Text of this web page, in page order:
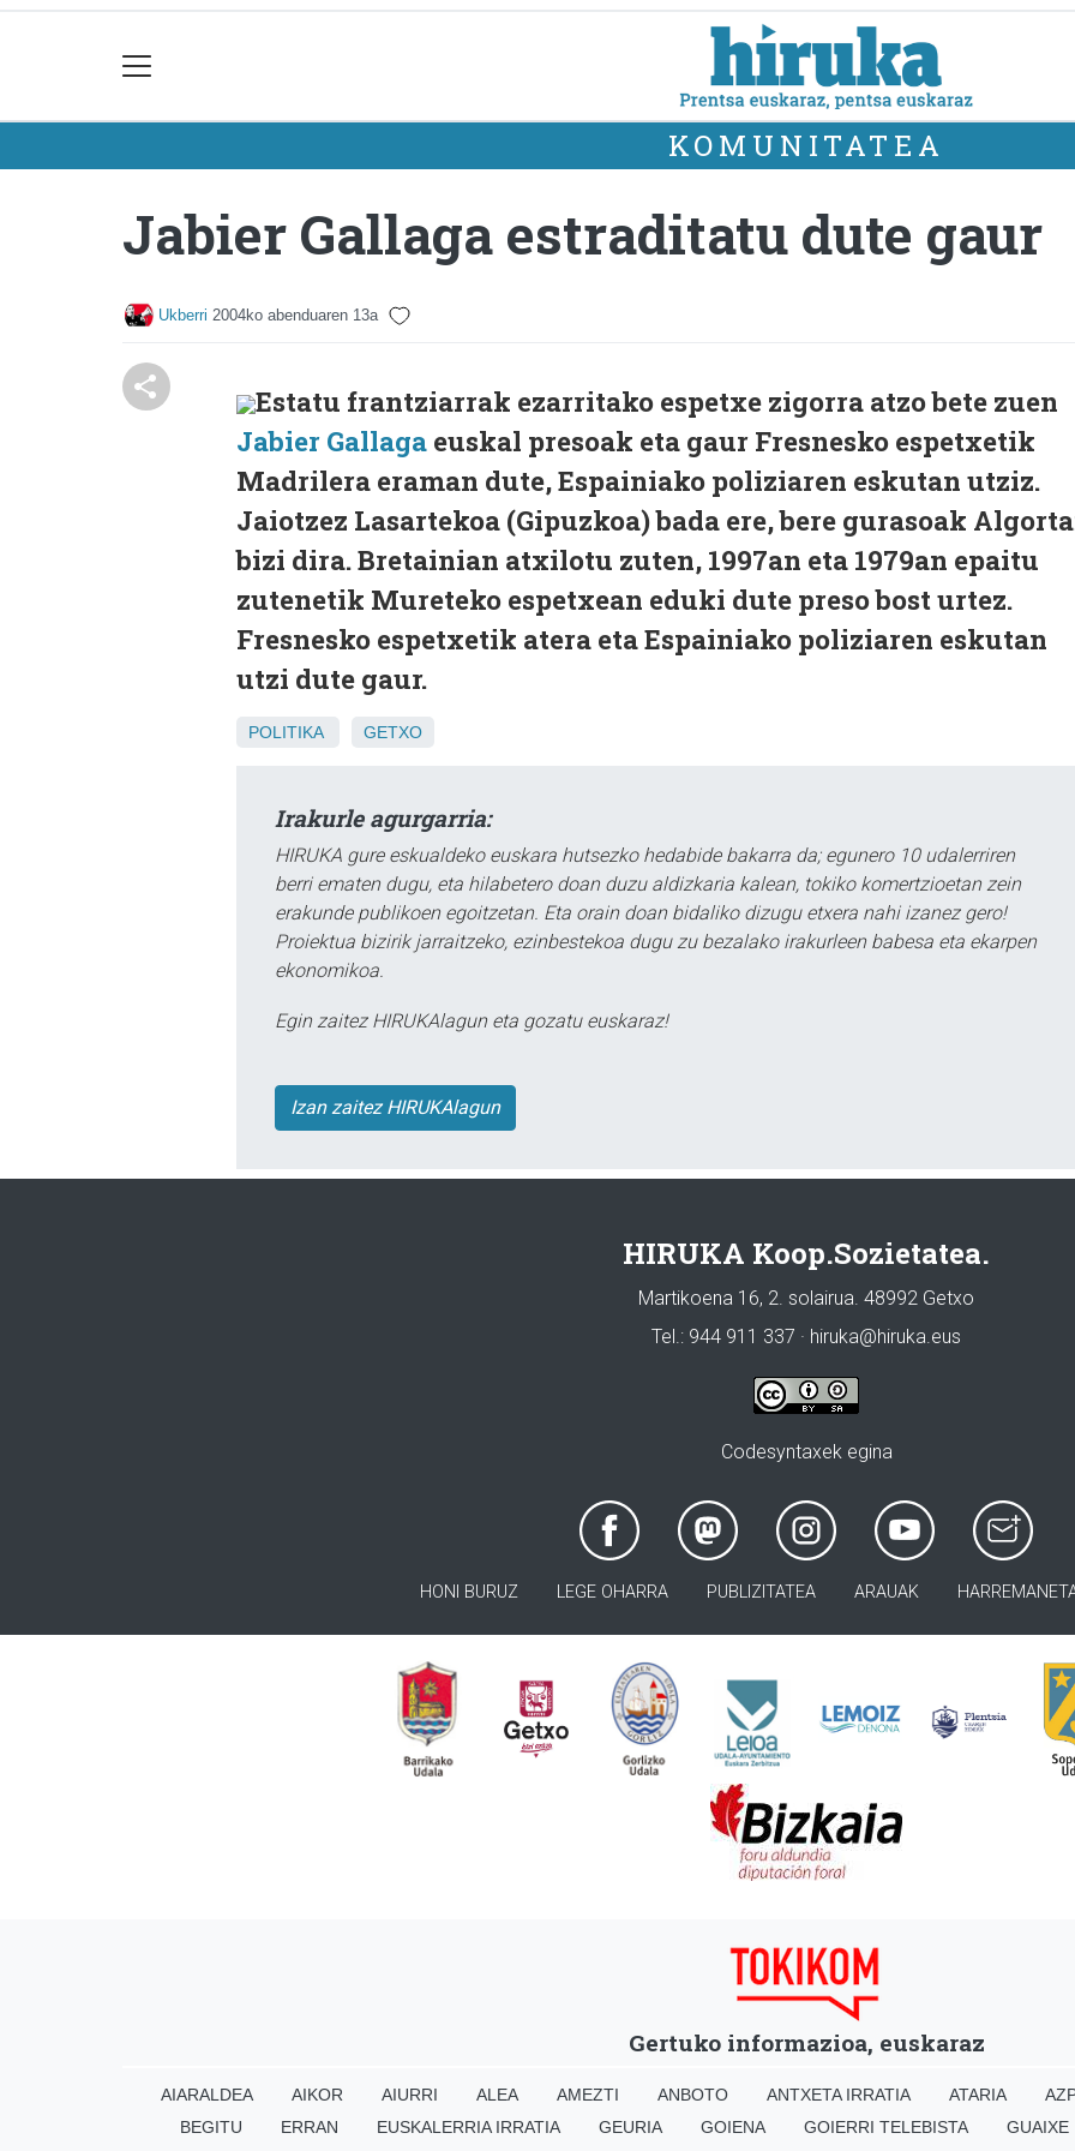
KOMUNITATEA
Jabier Gallaga estraditatu dute gaur
Ukberri 2004ko abenduaren 13a
Estatu frantziarrak ezarritako espetxe zigorra atzo bete zuen
Jabier Gallaga euskal presoak eta gaur Fresnesko espetxetik
Madrilera eraman dute, Espainiako poliziaren eskutan utziz.
Jaiotzez Lasartekoa (Gipuzkoa) bada ere, bere gurasoak
bizi dira. Bretainian atxilotu zuten, 1997an eta 1979an epaitu
zutenetik Mureteko espetxean eduki dute preso bost urtez.
Fresnesko espetxetik atera eta Espainiako poliziaren eskutan
utzi dute gaur.
POLITIKA GETXO
Irakurle agurgarria:
HIRUKA gure eskualdeko euskara hutsezko hedabide bakarra da; egunero 10 udalerriren
berri ematen dugu, eta hilabetero doan duzu aldizkaria kalean, tokiko komertzioetan zein
erakunde publikoen egoitzetan. Eta orain doan bidaliko dizugu etxera nahi izanez gero!
Proiektua bizirik jarraitzeko, ezinbestekoa dugu zu bezalako irakurleen babesa eta ekarpen
ekonomikoa.
Egin zaitez HIRUKAlagun eta gozatu euskaraz!
Izan zaitez HIRUKAlagun
HIRUKA Koop.Sozietatea.
Martikoena 16, 2. solairua. 48992 Getxo
Tel.: 944 911 337 · hiruka@hiruka.eus
Codesyntaxek egina
HONI BURUZ LEGE OHARRA PUBLIZITATEA ARAUAK
Gertuko informazioa, euskaraz
AIARALDEA AIKOR AIURRI ALEA AMEZTI ANBOTO ANTXETA IRRATIA ATARIA
BEGITU
ERRAN EUSKALERRIA IRRATIA GEURIA GOIENA GOIERRI TELEBISTA GUAIXE